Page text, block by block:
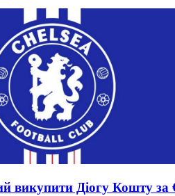
викупити Діогу Кошту за